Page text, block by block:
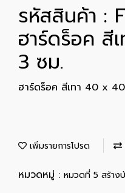
รหัสสินค้า :
ฮาร์ดร็อค สี
3 ซม.
ฮาร์ดร็อค สีเทา 40 x
เพิ่มรายการโปรด
หมวดหมู่ : หมวดที่ 5 สร้าง